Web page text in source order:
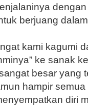
berjuang
kami kagumi
ke sanak
besar yang
hampir semua
diri